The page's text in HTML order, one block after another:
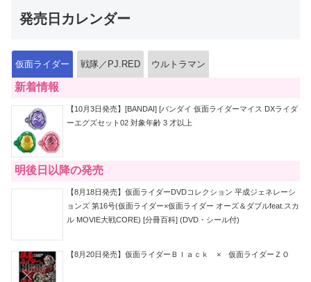
発売日カレンダー
仮面ライダー 戦隊／PJ.RED ウルトラマン
新着情報
【10月3日発売】[BANDAI] [バンダイ 仮面ライダーマイス DXライダ
ーエグズセット02 対象年齢 3 才以上
明後日以降の発売
【8月18日発売】仮面ライダーDVDコレクション 平成ジェネレーシ
ョンズ 第16号(仮面ライダー×仮面ライダー オーズ＆ダブルfeat.スカ
ル MOVIE大戦CORE) [分冊百科] (DVD・シール付)
【8月20日発売】仮面ライダーＢｌａｃｋ × 仮面ライダーＺＯ